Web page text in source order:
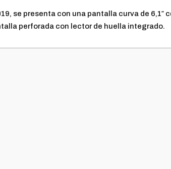
se presenta con una pantalla curva de 6,1″
perforada con lector de huella integrado.